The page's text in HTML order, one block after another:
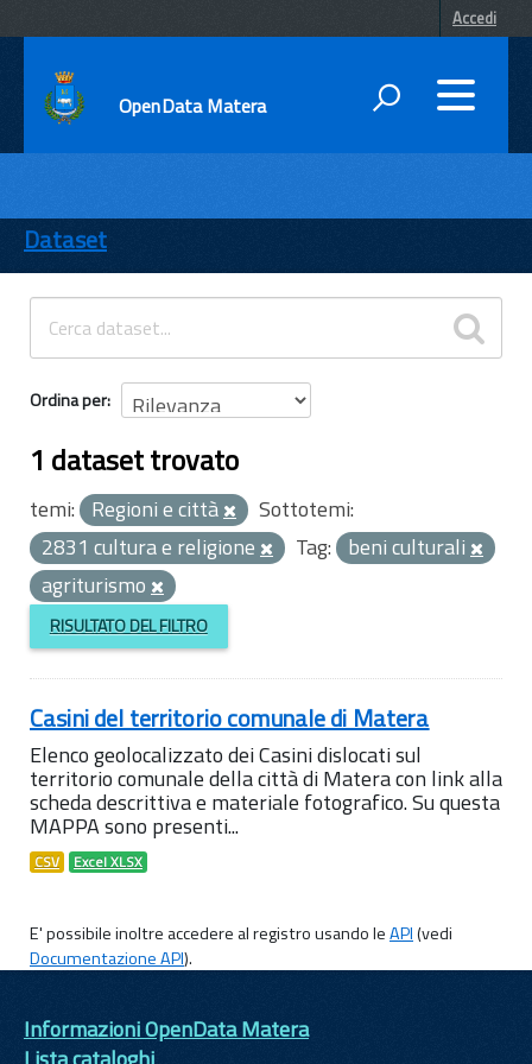
Accedi
OpenData Matera
ENTI
TEMI
INFORMAZIONI
Dataset
Ordina per
1 dataset trovato
temi: Regioni e città
Sottotemi:
2831 cultura e religione
Tag: beni culturali
agriturismo
RISULTATO DEL FILTRO
Casini del territorio comunale di Matera
Elenco geolocalizzato dei Casini dislocati sul
territorio comunale della città di Matera con link alla
scheda descrittiva e materiale fotografico. Su questa
MAPPA sono presenti...
CSV Excel XLSX
E' possibile inoltre accedere al registro usando leAPI(vedi
Documentazione API).
Informazioni OpenData Matera